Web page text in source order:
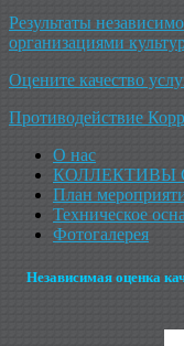
Результаты
организациями
Оцените качество
Противодействие
О нас
КОЛЛЕКТИВЫ
План
Техническое
Фотогалерея
Независимая оценка